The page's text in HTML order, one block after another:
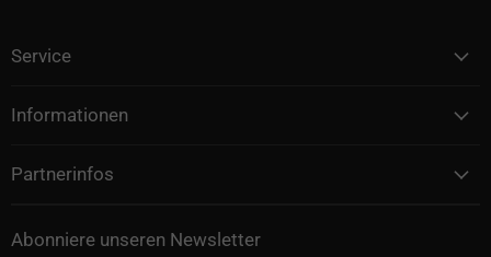
Service
Informationen
Partnerinfos
Abonniere unseren Newsletter